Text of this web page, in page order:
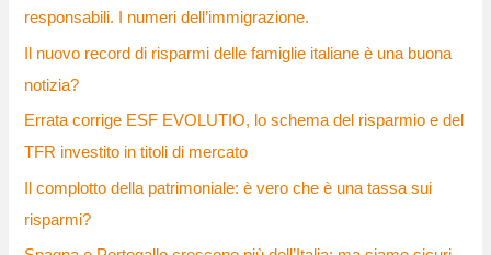
responsabili. I numeri dell’immigrazione.
Il nuovo record di risparmi delle famiglie italiane è una buona
notizia?
Errata corrige ESF EVOLUTIO, lo schema del risparmio e del
TFR investito in titoli di mercato
Il complotto della patrimoniale: è vero che è una tassa sui
risparmi?